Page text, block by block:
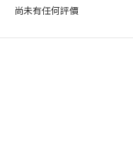
尚未有任何評價